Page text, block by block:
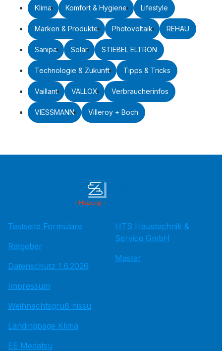
Klima Komfort & Hygiene Lifestyle
Marken & Produkte Photovoltaik REHAU
Sanipa Solar STIEBEL ELTRON
Technologie & Zukunft Tipps & Tricks
Vaillant VALLOX Verbraucherinfos
VIESSMANN Villeroy + Boch
Testseite Formulare
Ratgeber
Datenschutz 1.6.2026
Impressum
Weihnachtsgruß hissu
Landingpage Klima
EE Medatsu
HTS Haustechnik &
Service GmbH
Master